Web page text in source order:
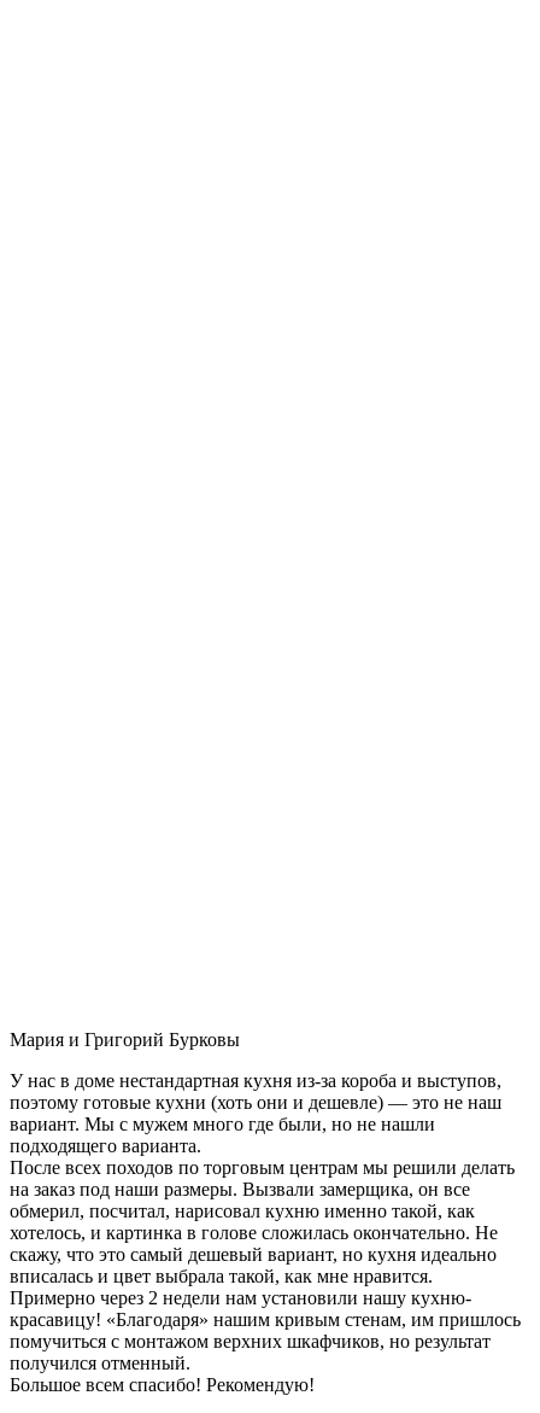
Мария и Григорий Бурковы
У нас в доме нестандартная кухня из-за короба и выступов,
поэтому готовые кухни (хоть они и дешевле) — это не наш
вариант. Мы с мужем много где были, но не нашли
подходящего варианта.
После всех походов по торговым центрам мы решили делать
на заказ под наши размеры. Вызвали замерщика, он все
обмерил, посчитал, нарисовал кухню именно такой, как
хотелось, и картинка в голове сложилась окончательно. Не
скажу, что это самый дешевый вариант, но кухня идеально
вписалась и цвет выбрала такой, как мне нравится.
Примерно через 2 недели нам установили нашу кухню-
красавицу! «Благодаря» нашим кривым стенам, им пришлось
помучиться с монтажом верхних шкафчиков, но результат
получился отменный.
Большое всем спасибо! Рекомендую!